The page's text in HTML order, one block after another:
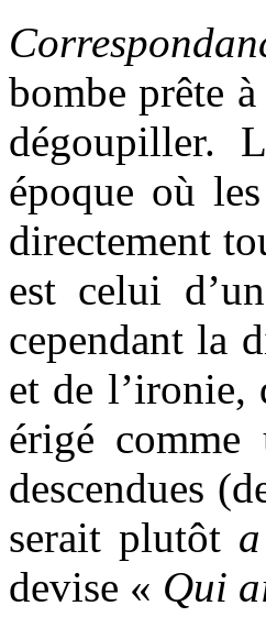
bombe prête
dégoupiller.
époque où
directement
est celui
cependant la
et de l’ironie,
érigé comme
descendues
serait plutôt
devise « Qui